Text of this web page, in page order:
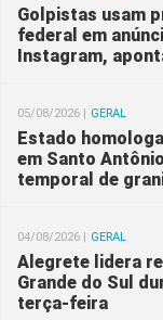
Golpistas usam
federal em
Instagram,
05/08/2026 | GERAL
Estado
em Santo
temporal de
04/08/2026 | GERAL
Alegrete lidera
Grande do Sul
terça-feira